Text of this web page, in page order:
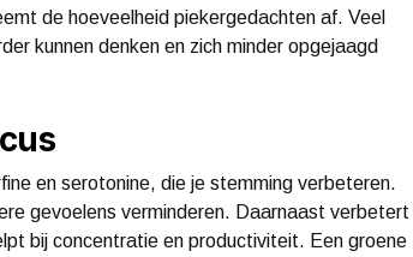
de hoeveelheid piekergedachten af. Veel
kunnen denken en zich minder opgejaagd
en serotonine, die je stemming verbeteren.
gevoelens verminderen. Daarnaast verbetert
bij concentratie en productiviteit. Een groene